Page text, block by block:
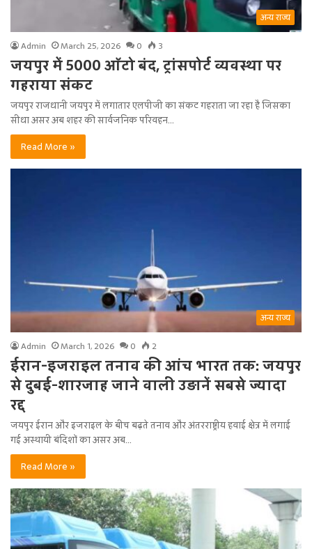
अन्य राज्य
Admin March 25, 2026 0 3
जयपुर में 5000 ऑटो बंद, ट्रांसपोर्ट व्यवस्था पर
गहराया संकट
जयपुर राजधानी जयपुर में लगातार एलपीजी का संकट गहराता जा रहा है जिसका
सीधा असर अब शहर की सार्वजनिक परिवहन…
Read More »
अन्य राज्य
Admin March 1, 2026 0 2
ईरान-इजराइल तनाव की आंच भारत तक: जयपुर
से दुबई-शारजाह जाने वाली उड़ानें सबसे ज्यादा
रद्द
जयपुर ईरान और इजराइल के बीच बढ़ते तनाव और अंतरराष्ट्रीय हवाई क्षेत्र में लगाई
गई अस्थायी बंदिशों का असर अब…
Read More »